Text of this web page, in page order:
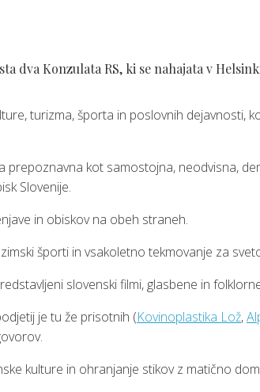
dva Konzulata RS, ki se nahajata v
turizma, športa in poslovnih dejavnosti,
kot samostojna, neodvisna,
Slovenije.
in obiskov na obeh straneh.
športi in vsakoletno tekmovanje za
slovenski filmi, glasbene in
je tu že prisotnih (Kovinoplastika Lož,
kulture in ohranjanje stikov z matično